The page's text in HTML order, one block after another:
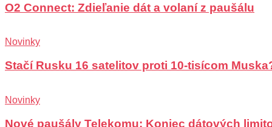
O2 Connect: Zdieľanie dát a volaní z paušálu
Novinky
Stačí Rusku 16 satelitov proti 10-tisícom
Novinky
Nové paušály Telekomu: Koniec dátových